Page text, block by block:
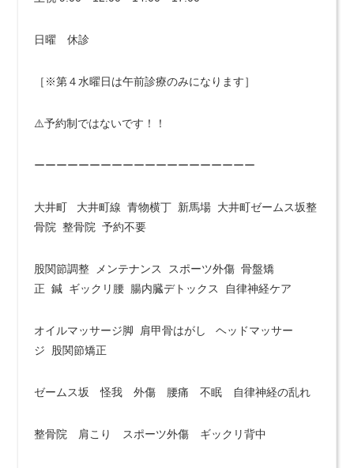
日曜 休診
［※第４水曜日は午前診療のみになります］
⚠️予約制ではないです！！
ーーーーーーーーーーーーーーーーーーーー
大井町 大井町線 青物横丁 新馬場 大井町ゼームス坂整
骨院 整骨院 予約不要
股関節調整 メンテナンス スポーツ外傷 骨盤矯
正 鍼 ギックリ腰 腸内臓デトックス 自律神経ケア
オイルマッサージ脚 肩甲骨はがし ヘッドマッサー
ジ 股関節矯正
ゼームス坂 怪我 外傷 腰痛 不眠 自律神経の乱れ
整骨院 肩こり スポーツ外傷 ギックリ背中